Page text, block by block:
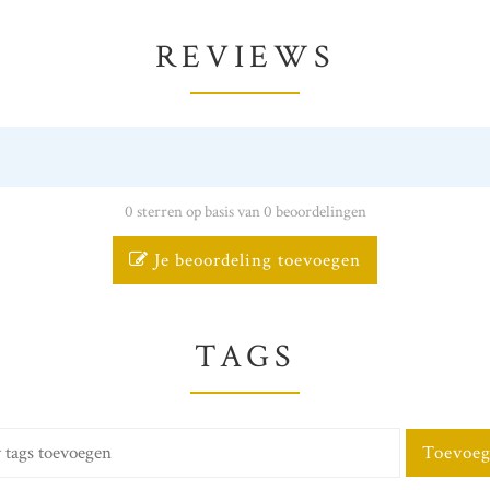
REVIEWS
0 sterren op basis van 0 beoordelingen
Je beoordeling toevoegen
TAGS